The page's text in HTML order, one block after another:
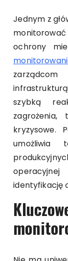
Jednym z
ochrony
szybką
kryzysowe.
umożliwia
operacyjnej
identyfikację